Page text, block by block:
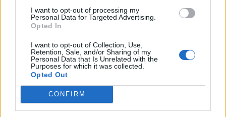
I want to opt-out of processing my
Personal Data for Targeted Advertising.
Opted In
I want to opt-out of Collection, Use,
Retention, Sale, and/or Sharing of my
Personal Data that Is Unrelated with the
Purposes for which it was collected.
Opted Out
CONFIRM
Πρωινή εργασία πλήρους απασχόλησης (5νθήμερη εργασία)